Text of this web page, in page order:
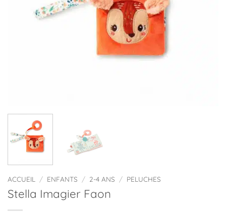
ACCUEIL / ENFANTS / 2-4 ANS / PELUCHES
Stella Imagier Faon